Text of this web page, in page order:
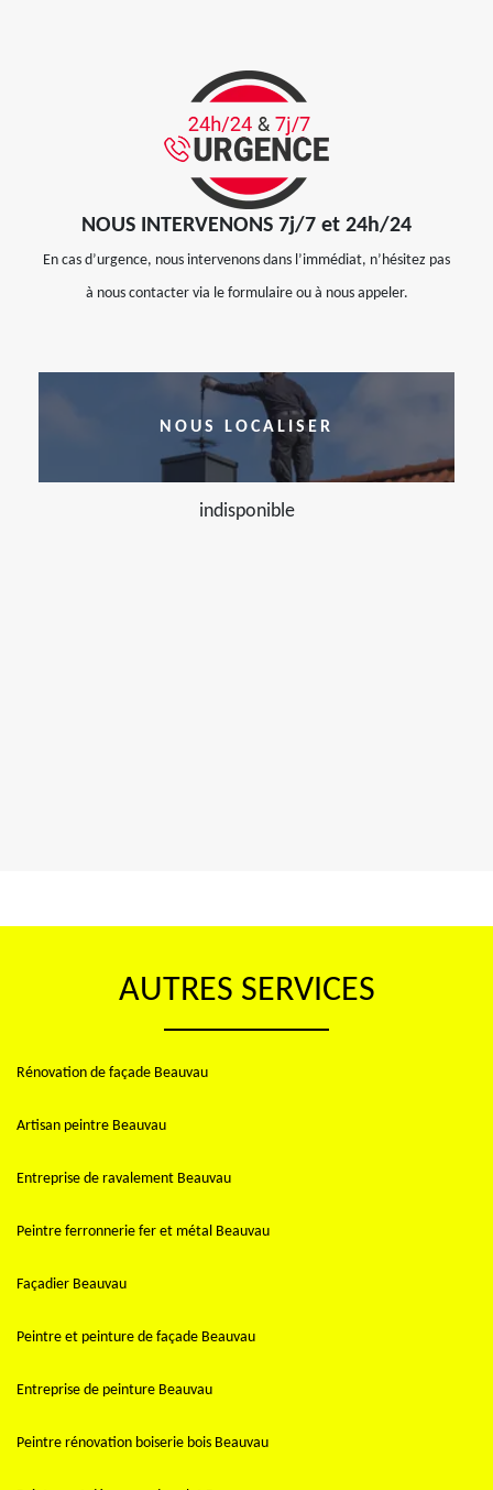
NOUS INTERVENONS 7j/7 et 24h/24
En cas d’urgence, nous intervenons dans l’immédiat, n’hésitez pas
à nous contacter via le formulaire ou à nous appeler.
NOUS LOCALISER
indisponible
AUTRES SERVICES
Rénovation de façade Beauvau
Artisan peintre Beauvau
Entreprise de ravalement Beauvau
Peintre ferronnerie fer et métal Beauvau
Façadier Beauvau
Peintre et peinture de façade Beauvau
Entreprise de peinture Beauvau
Peintre rénovation boiserie bois Beauvau